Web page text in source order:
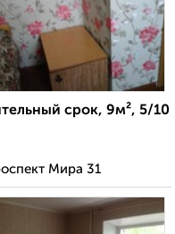
срок, 9м², 5/10
Мира 31